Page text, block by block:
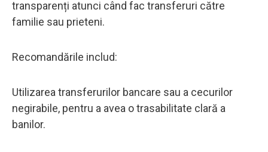
transparenți atunci când fac transferuri către
familie sau prieteni.
Recomandările includ:
Utilizarea transferurilor bancare sau a cecurilor
negirabile, pentru a avea o trasabilitate clară a
banilor.